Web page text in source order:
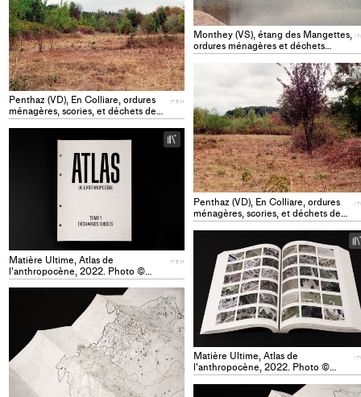
Monthey (VS), étang des Mangettes,
ordures ménagères et déchets
chimiques, de 1961 à 2000. Photo ©
Solène Hoffmann ITEM
Penthaz (VD), En Colliare, ordures
ménagères, scories, et déchets de
chantiers/terre d'excavation, de
ITEM
to
collections
Penthaz (VD), En Colliare, ordures
ménagères, scories, et déchets de
chantiers/terre d'excavation, de
Hoffmann ITEM
+
Matière Ultime, Atlas de
l'anthropocène, 2022. Photo ©
Solène Hoffmann ITEM
ITEM
+
Add
project
collections
Matière Ultime, Atlas de
l'anthropocène, 2022. Photo ©
Solène Hoffmann ITEM
+
+
Add
project
to
collections
+